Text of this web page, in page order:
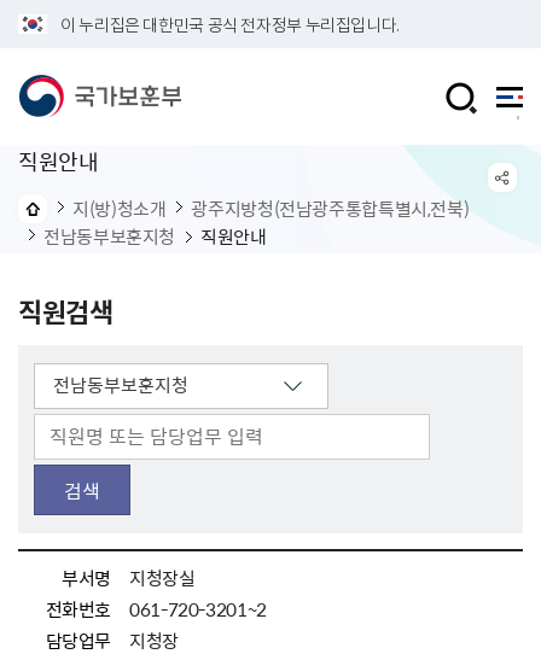
이 누리집은 대한민국 공식 전자정부 누리집입니다.
직원안내
지(방)청소개
광주지방청(전남광주통합특별시,전북)
전남동부보훈지청
직원안내
직원검색
검색
부서명
지청장실
전화번호
061-720-3201~2
담당업무
지청장